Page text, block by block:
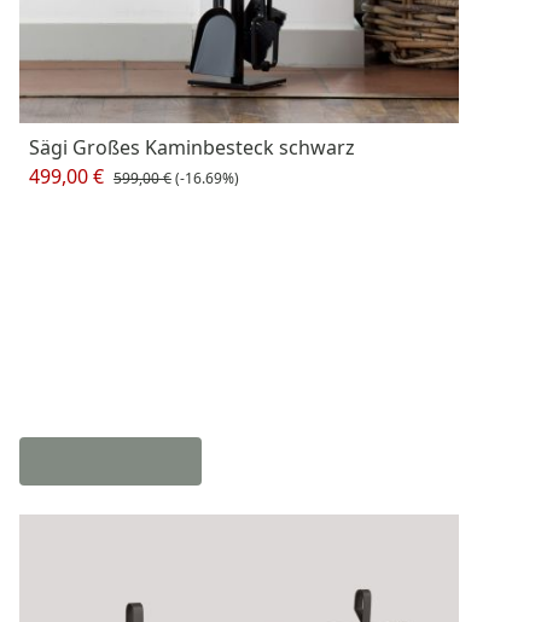
Sägi Großes Kaminbesteck schwarz
499,00 € 599,00 €(-16.69%)